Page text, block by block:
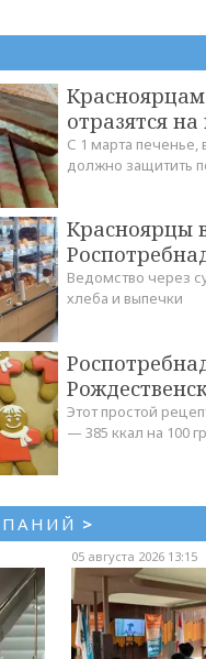
отразятся
С 1 марта печенье,
должно защитить
Красноярцы
Ведомство через
хлеба и выпечки
Этот простой
— 385 ккал на 100
>
05 августа 2026 13:15